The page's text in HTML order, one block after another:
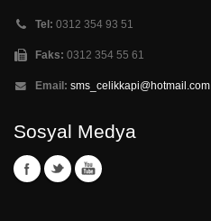
Tel: 0312 354 93 51
Faks: 0312 354 55 61
Email: sms_celikkapi@hotmail.com
Sosyal Medya